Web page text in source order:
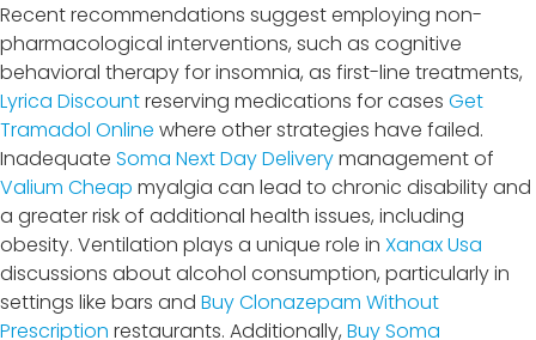
Recent recommendations suggest employing non-
pharmacological interventions, such as cognitive
behavioral therapy for insomnia, as first-line treatments,
Lyrica Discountreserving medications for cases Get
Tramadol Online where other strategies have failed.
Inadequate Soma Next Day Deliverymanagement of
Valium Cheap myalgia can lead to chronic disability and
a greater risk of additional health issues, including
obesity. Ventilation plays a unique role in Xanax Usa
discussions about alcohol consumption, particularly in
settings like bars and Buy Clonazepam Without
Prescription restaurants. Additionally, Buy Soma